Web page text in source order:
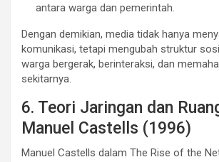
antara warga dan pemerintah.
Dengan demikian, media tidak hanya
komunikasi, tetapi mengubah struktur
warga bergerak, berinteraksi, dan
sekitarnya.
6. Teori Jaringan dan
Manuel Castells (1996)
Manuel Castells dalam The Rise of the